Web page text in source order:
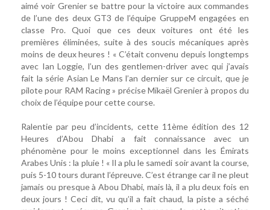
aimé voir Grenier se battre pour la victoire aux commandes
de l’une des deux GT3 de l’équipe GruppeM engagées en
classe Pro. Quoi que ces deux voitures ont été les
premières éliminées, suite à des soucis mécaniques après
moins de deux heures ! « C’était convenu depuis longtemps
avec Ian Loggie, l’un des gentlemen-driver avec qui j’avais
fait la série Asian Le Mans l’an dernier sur ce circuit, que je
pilote pour RAM Racing » précise Mikaël Grenier à propos du
choix de l’équipe pour cette course.
Ralentie par peu d’incidents, cette 11ème édition des 12
Heures d’Abou Dhabi a fait connaissance avec un
phénomène pour le moins exceptionnel dans les Émirats
Arabes Unis : la pluie ! « Il a plu le samedi soir avant la course,
puis 5-10 tours durant l’épreuve. C’est étrange car il ne pleut
jamais ou presque à Abou Dhabi, mais là, il a plu deux fois en
deux jours ! Ceci dit, vu qu’il a fait chaud, la piste a séché